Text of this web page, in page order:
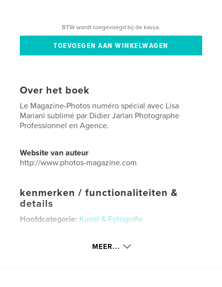
BTW wordt toegevoegd bij de kassa.
Over het boek
Le Magazine-Photos numéro spécial avec Lisa
Mariani sublimé par Didier Jarlan Photographe
Professionnel en Agence.
Website van auteur
http://www.photos-magazine.com
kenmerken / functionaliteiten &
details
Hoofdcategorie: Kunst & Fotografie
MEER...